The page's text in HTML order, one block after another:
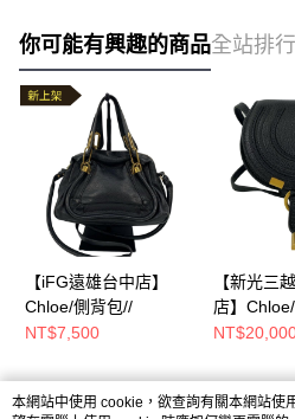
你可能有興趣的商品全站排行
【iFG遠雄台中店】
Chloe/側背包//
NT$7,500
【新光三
店】
包//
本網站中使用 cookie，欲查詢有關本網站使